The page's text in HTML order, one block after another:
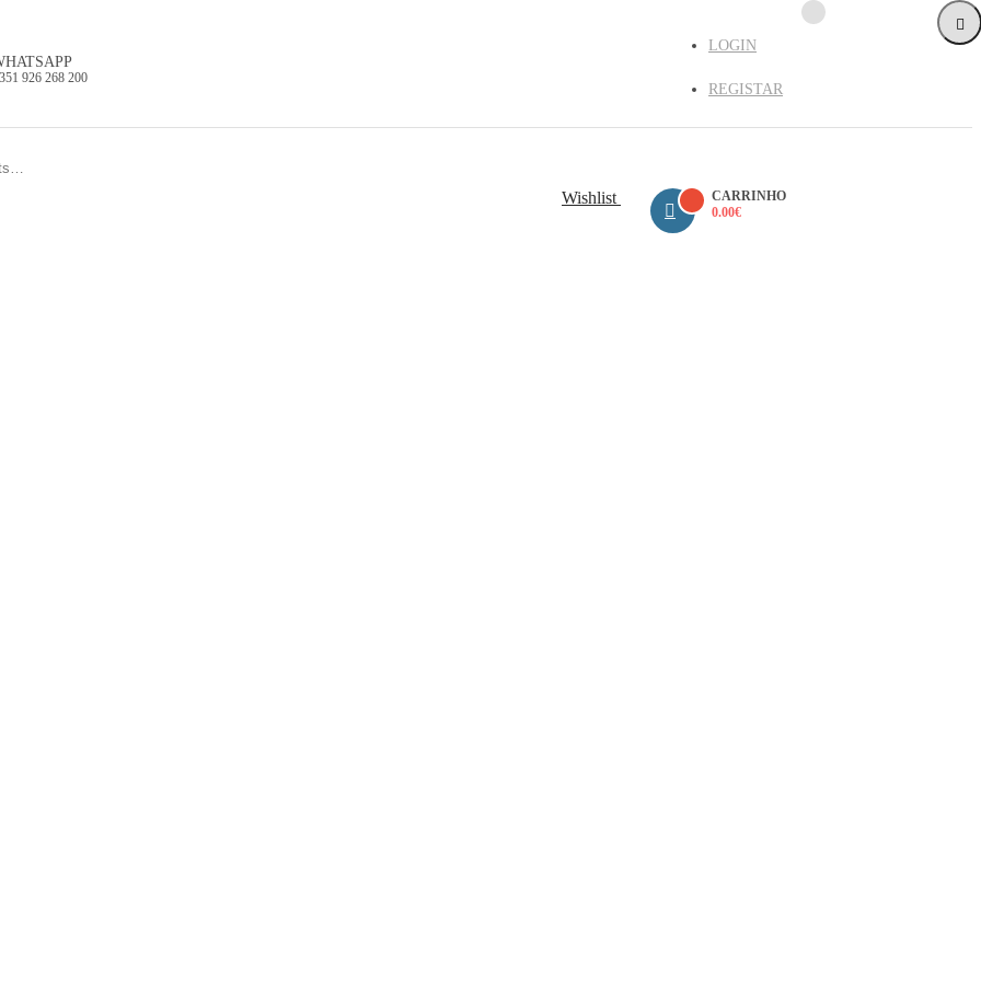
LOGIN
REGISTAR
926 268 200
Wishlist
CARRINHO
0.00€